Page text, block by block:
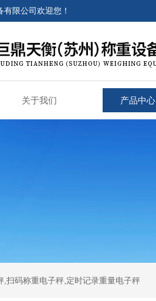
限公司欢迎您！
关于我们 产品中心
,扫码称重电子秤,定时记录重量电子秤